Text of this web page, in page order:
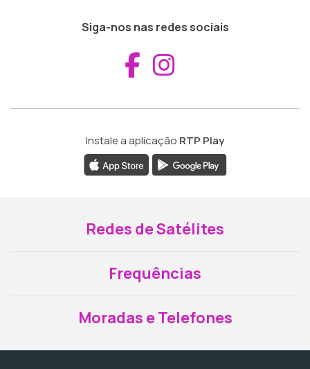
Siga-nos nas redes sociais
Aceder ao
Instale a aplicação RTP Play
Redes de Satélites
Frequências
Moradas e Telefones